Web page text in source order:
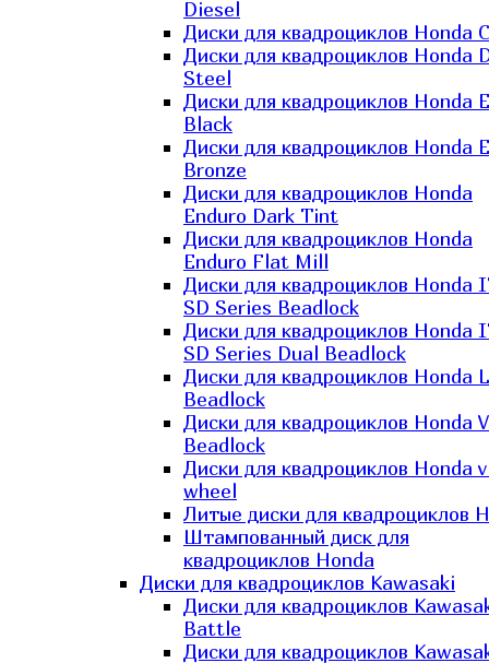
Diesel
Диски для квадроциклов Honda
Диски для квадроциклов Honda
Steel
Диски для квадроциклов Honda
Black
Диски для квадроциклов Honda
Bronze
Диски для квадроциклов Honda
Enduro Dark Tint
Диски для квадроциклов Honda
Enduro Flat Mill
Диски для квадроциклов Honda
SD Series Beadlock
Диски для квадроциклов Honda
SD Series Dual Beadlock
Диски для квадроциклов Honda
Beadlock
Диски для квадроциклов Honda
Beadlock
Диски для квадроциклов Honda
wheel
Литые диски для квадроциклов
Штампованный диск для
квадроциклов Honda
Диски для квадроциклов Kawasaki
Диски для квадроциклов
Battle
Диски для квадроциклов